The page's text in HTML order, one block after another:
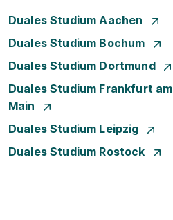
Duales Studium Aachen
Duales Studium Bochum
Duales Studium Dortmund
Duales Studium Frankfurt am
Main
Duales Studium Leipzig
Duales Studium Rostock